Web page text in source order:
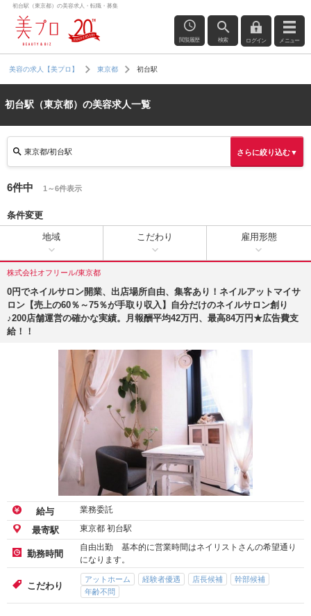
初台駅（東京都）の美容求人・転職・募集
閲覧履歴 検索 ログイン メニュー
美容の求人【美プロ】 東京都 初台駅
初台駅（東京都）の美容求人一覧
東京都/初台駅 さらに絞り込む▼
6件中 1～6件表示
条件変更
地域 こだわり 雇用形態
株式会社オフリール/東京都
0円でネイルサロン開業、出店場所自由、集客あり！ネイルアットマイサ
ロン【売上の60％～75％が手取り収入】自分だけのネイルサロン創り
♪200店舗運営の確かな実績。月報酬平均42万円、最高84万円★広告費支
給！！
給与 業務委託
最寄駅 東京都 初台駅
勤務時間
自由出勤 基本的に営業時間はネイリストさんの希望通り
になります。
こだわり
アットホーム 経験者優遇 店長候補
幹部候補
年齢不問